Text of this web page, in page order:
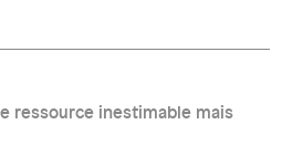
ressource inestimable mais